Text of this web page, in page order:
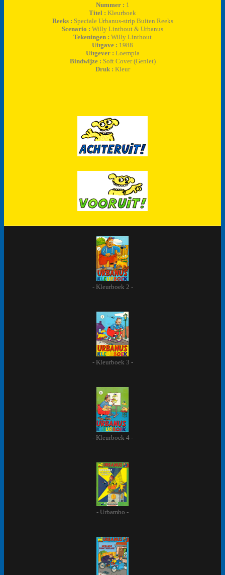
Nummer : 1
Titel : Kleurboek
Reeks : Speciale Urbanus-strip Buiten Reeks
Scenario : Willy Linthout & Urbanus
Tekeningen : Willy Linthout
Uitgave : 1988
Uitgever : Loempia
Bindwijze : Soft Cover (Geniet)
Druk : Kleur
- Kleurboek 2 -
- Kleurboek 3 -
- Kleurboek 4 -
- Urbambo -